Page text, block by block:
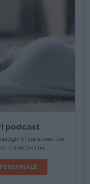
podcast
d'ispirazione per
e dentro di noi.